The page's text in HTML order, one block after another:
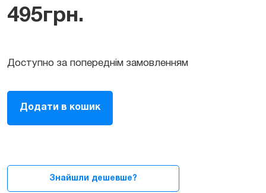
495грн.
Доступно за попереднім замовленням
для
iPhone
quantity
Додати в кошик
Знайшли дешевше?